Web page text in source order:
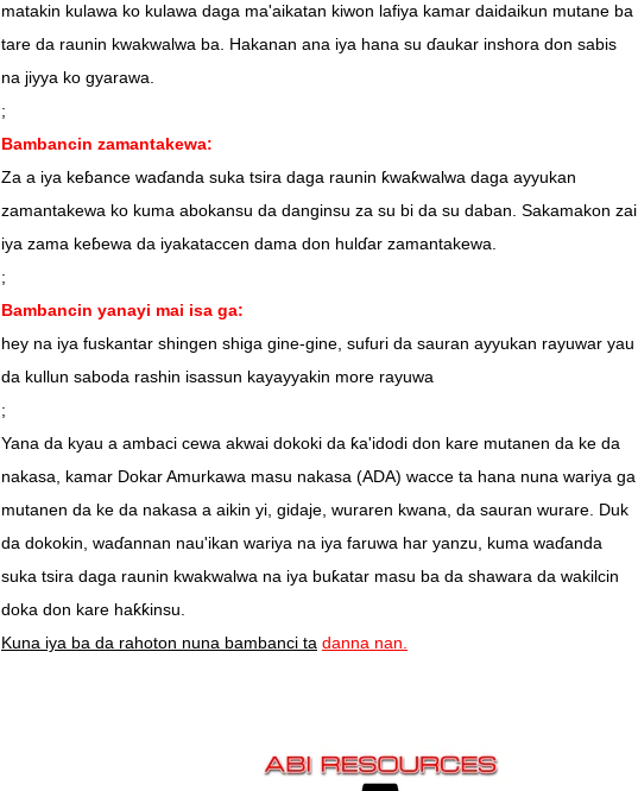
matakin kulawa ko kulawa daga ma'aikatan kiwon lafiya kamar daidaikun mutane ba
tare da raunin kwakwalwa ba. Hakanan ana iya hana su ɗaukar inshora don sabis
na jiyya ko gyarawa.
;
Bambancin zamantakewa:
Za a iya keɓance waɗanda suka tsira daga raunin ƙwaƙwalwa daga ayyukan
zamantakewa ko kuma abokansu da danginsu za su bi da su daban. Sakamakon zai
iya zama keɓewa da iyakataccen dama don hulɗar zamantakewa.
;
Bambancin yanayi mai isa ga:
hey na iya fuskantar shingen shiga gine-gine, sufuri da sauran ayyukan rayuwar yau
da kullun saboda rashin isassun kayayyakin more rayuwa
;
Yana da kyau a ambaci cewa akwai dokoki da ƙa'idodi don kare mutanen da ke da
nakasa, kamar Dokar Amurkawa masu nakasa (ADA) wacce ta hana nuna wariya ga
mutanen da ke da nakasa a aikin yi, gidaje, wuraren kwana, da sauran wurare. Duk
da dokokin, waɗannan nau'ikan wariya na iya faruwa har yanzu, kuma waɗanda
suka tsira daga raunin kwakwalwa na iya buƙatar masu ba da shawara da wakilcin
doka don kare haƙƙinsu.
Kuna iya ba da rahoton nuna bambanci ta danna nan.